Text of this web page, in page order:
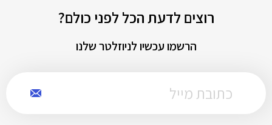
רוצים לדעת הכל לפני כולם?
הרשמו עכשיו לניוזלטר שלנו